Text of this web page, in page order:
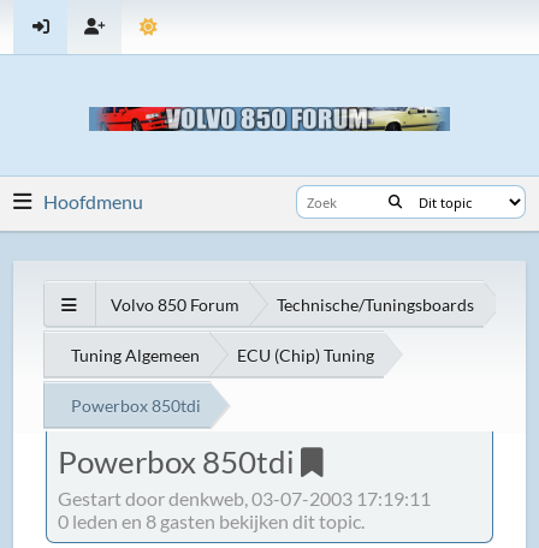
Hoofdmenu
Volvo 850 Forum Technische/Tuningsboards
Tuning Algemeen ECU (Chip) Tuning
Powerbox 850tdi
Powerbox 850tdi
Gestart door denkweb, 03-07-2003 17:19:11
0 leden en 8 gasten bekijken dit topic.